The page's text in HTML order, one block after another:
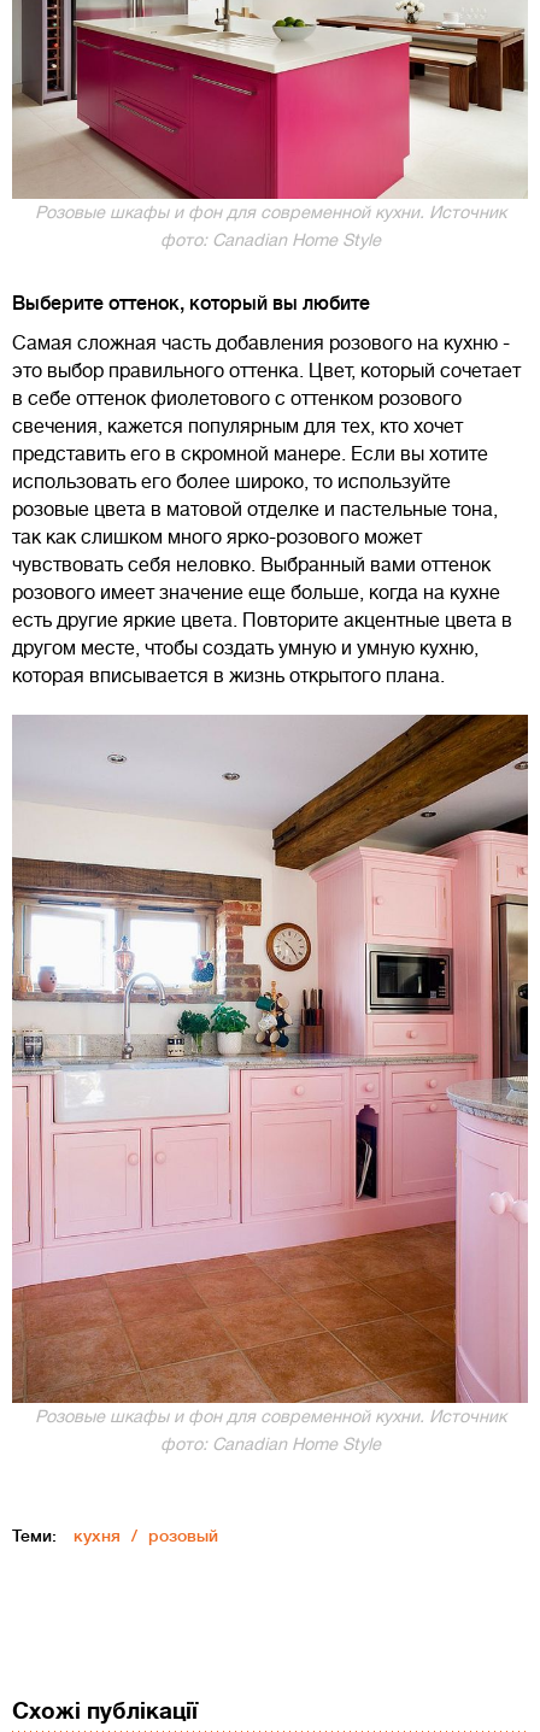
Розовые шкафы и фон для современной кухни. Источник
фото: Canadian Home Style
Выберите оттенок, который вы любите
Самая сложная часть добавления розового на кухню -
это выбор правильного оттенка. Цвет, который сочетает
в себе оттенок фиолетового с оттенком розового
свечения, кажется популярным для тех, кто хочет
представить его в скромной манере. Если вы хотите
использовать его более широко, то используйте
розовые цвета в матовой отделке и пастельные тона,
так как слишком много ярко-розового может
чувствовать себя неловко. Выбранный вами оттенок
розового имеет значение еще больше, когда на кухне
есть другие яркие цвета. Повторите акцентные цвета в
другом месте, чтобы создать умную и умную кухню,
которая вписывается в жизнь открытого плана.
Розовые шкафы и фон для современной кухни. Источник
фото: Canadian Home Style
Теми: кухня розовый
Схожі публікації